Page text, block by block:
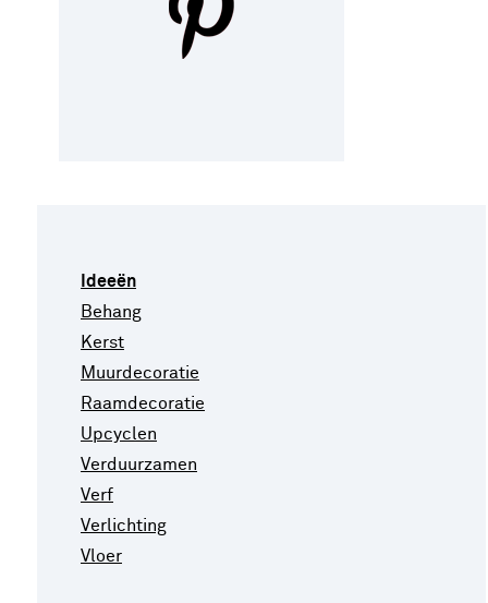
Ideeën
Behang
Kerst
Muurdecoratie
Raamdecoratie
Upcyclen
Verduurzamen
Verf
Verlichting
Vloer